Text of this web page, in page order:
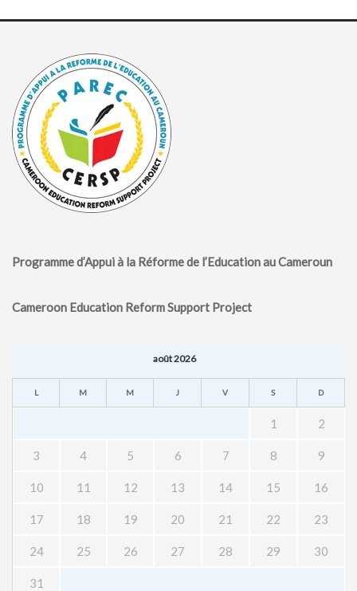
Programme d’Appui à la Réforme de l’Education au Cameroun
Cameroon Education Reform Support Project
août 2026
L M M J V S D
1 2
3 4 5 6 7 8 9
10 11 12 13 14 15 16
17 18 19 20 21 22 23
24 25 26 27 28 29 30
31